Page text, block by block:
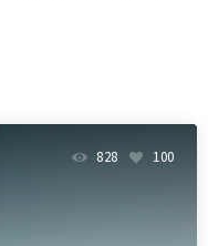
828 100